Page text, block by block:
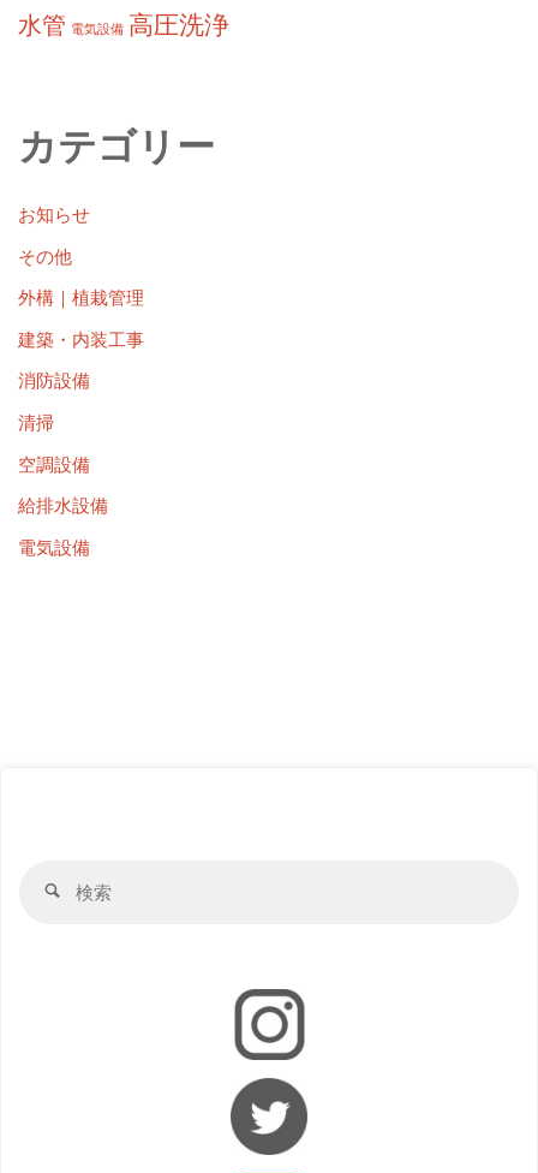
水管 電気設備 高圧洗浄
カテゴリー
お知らせ
その他
外構｜植栽管理
建築・内装工事
消防設備
清掃
空調設備
給排水設備
電気設備